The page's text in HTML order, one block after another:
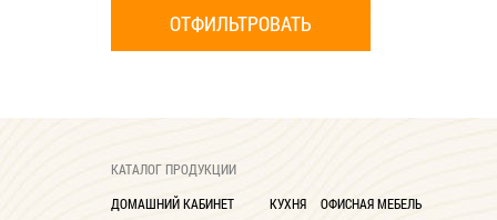
КАТАЛОГ ПРОДУКЦИИ
ДОМАШНИЙ КАБИНЕТ
КУХНЯ
ОФИСНАЯ МЕБЕЛЬ